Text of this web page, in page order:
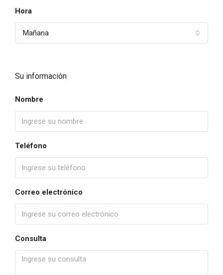
Hora
Mañana
Su información
Nombre
Teléfono
Correo electrónico
Consulta